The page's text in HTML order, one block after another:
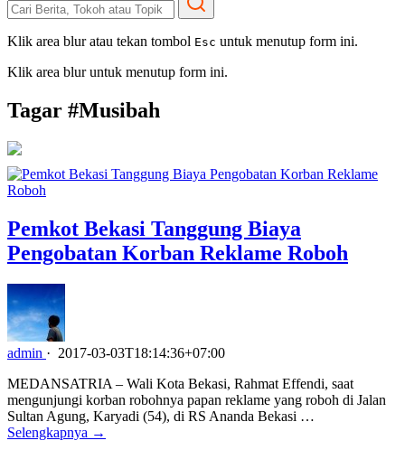
Klik area blur atau tekan tombol Esc untuk menutup form ini.
Klik area blur untuk menutup form ini.
Tagar #Musibah
Pemkot Bekasi Tanggung Biaya
Pengobatan Korban Reklame Roboh
admin · 2017-03-03T18:14:36+07:00
MEDANSATRIA – Wali Kota Bekasi, Rahmat Effendi, saat
mengunjungi korban robohnya papan reklame yang roboh di Jalan
Sultan Agung, Karyadi (54), di RS Ananda Bekasi …
Selengkapnya →